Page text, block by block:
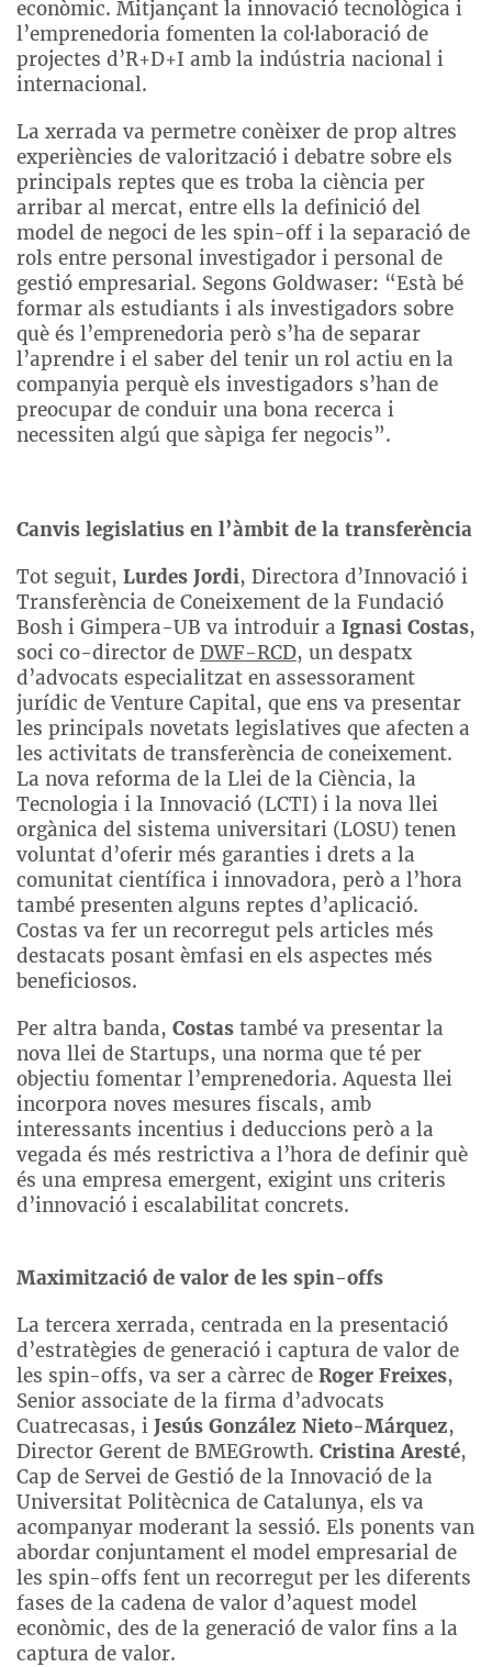
econòmic. Mitjançant la innovació tecnològica i
l’emprenedoria fomenten la col·laboració de
projectes d’R+D+I amb la indústria nacional i
internacional.
La xerrada va permetre conèixer de prop altres
experiències de valorització i debatre sobre els
principals reptes que es troba la ciència per
arribar al mercat, entre ells la definició del
model de negoci de les spin-off i la separació de
rols entre personal investigador i personal de
gestió empresarial. Segons Goldwaser: “Està bé
formar als estudiants i als investigadors sobre
què és l’emprenedoria però s’ha de separar
l’aprendre i el saber del tenir un rol actiu en la
companyia perquè els investigadors s’han de
preocupar de conduir una bona recerca i
necessiten algú que sàpiga fer negocis”.
Canvis legislatius en l’àmbit de la transferència
Tot seguit, Lurdes Jordi, Directora d’Innovació i
Transferència de Coneixement de la Fundació
Bosh i Gimpera-UB va introduir a Ignasi Costas,
soci co-director de DWF-RCD, un despatx
d’advocats especialitzat en assessorament
jurídic de Venture Capital, que ens va presentar
les principals novetats legislatives que afecten a
les activitats de transferència de coneixement.
La nova reforma de la Llei de la Ciència, la
Tecnologia i la Innovació (LCTI) i la nova llei
orgànica del sistema universitari (LOSU) tenen
voluntat d’oferir més garanties i drets a la
comunitat científica i innovadora, però a l’hora
també presenten alguns reptes d’aplicació.
Costas va fer un recorregut pels articles més
destacats posant èmfasi en els aspectes més
beneficiosos.
Per altra banda, Costas també va presentar la
nova llei de Startups, una norma que té per
objectiu fomentar l’emprenedoria. Aquesta llei
incorpora noves mesures fiscals, amb
interessants incentius i deduccions però a la
vegada és més restrictiva a l’hora de definir què
és una empresa emergent, exigint uns criteris
d’innovació i escalabilitat concrets.
Maximització de valor de les spin-offs
La tercera xerrada, centrada en la presentació
d’estratègies de generació i captura de valor de
les spin-offs, va ser a càrrec de Roger Freixes,
Senior associate de la firma d’advocats
Cuatrecasas, i Jesús González Nieto-Márquez,
Director Gerent de BMEGrowth. Cristina Aresté,
Cap de Servei de Gestió de la Innovació de la
Universitat Politècnica de Catalunya, els va
acompanyar moderant la sessió. Els ponents van
abordar conjuntament el model empresarial de
les spin-offs fent un recorregut per les diferents
fases de la cadena de valor d’aquest model
econòmic, des de la generació de valor fins a la
captura de valor.